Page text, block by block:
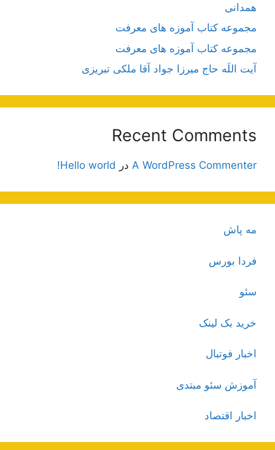
همدانی
مجموعه کتاب آموزه های معرفت
مجموعه کتاب آموزه های معرفت
آیت اللَه حاج میرزا جواد آقا ملکی تبریزی
Recent Comments
A WordPress Commenter در Hello world!
مه پاش
فردا بورس
سئو
خرید بک لینک
اخبار فوتبال
آموزش سئو مبتدی
اخبار اقتصاد